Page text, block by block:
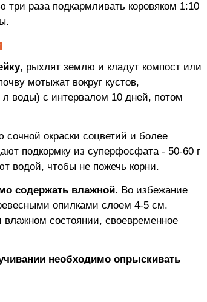
раза подкармливать коровяком 1:10
, рыхлят землю и кладут компост или
мотыжат вокруг кустов,
воды) с интервалом 10 дней, потом
сочной окраски соцветий и более
подкормку из суперфосфата - 50-60 г
водой, чтобы не пожечь корни.
содержать влажной. Во избежание
опилками слоем 4-5 см.
состоянии, своевременное
необходимо опрыскивать